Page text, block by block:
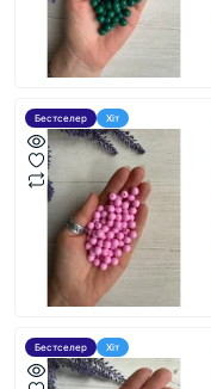
Бестселер Хіт
Бестселер Хіт